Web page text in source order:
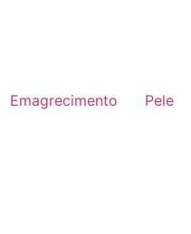
Emagrecimento Pele